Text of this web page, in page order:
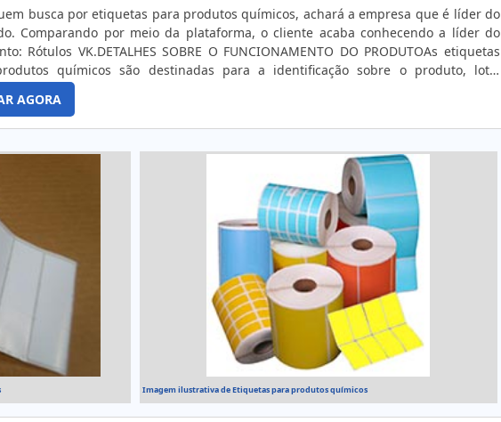
busca por etiquetas para produtos químicos, achará a empresa que é líder do
Comparando por meio da plataforma, o cliente acaba conhecendo a líder do
Rótulos VK.DETALHES SOBRE O FUNCIONAMENTO DO PRODUTOAs etiquetas
químicos são destinadas para a identificação sobre o produto, lote,
os cuidados com o uso, peso, melhor forma de armazenagem, dentre outras
além do fato de, em ...
AGORA
Imagem ilustrativa de Etiquetas para produtos químicos